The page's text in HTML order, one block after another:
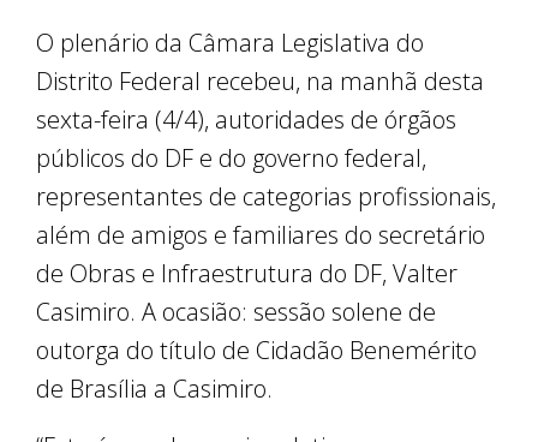
O plenário da Câmara Legislativa do
Distrito Federal recebeu, na manhã desta
sexta-feira (4/4), autoridades de órgãos
públicos do DF e do governo federal,
representantes de categorias profissionais,
além de amigos e familiares do secretário
de Obras e Infraestrutura do DF, Valter
Casimiro. A ocasião: sessão solene de
outorga do título de Cidadão Benemérito
de Brasília a Casimiro.